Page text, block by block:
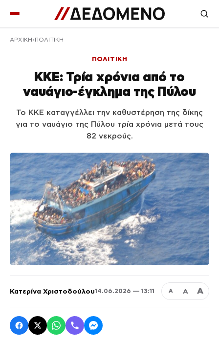
ΑΡΧΙΚΉ ΠΟΛΙΤΙΚΗ
ΠΟΛΙΤΙΚΗ
KKE: Τρία χρόνια από το
ναυάγιο-έγκλημα της Πύλου
Το ΚΚΕ καταγγέλλει την καθυστέρηση της δίκης
για το ναυάγιο της Πύλου τρία χρόνια μετά τους
82 νεκρούς.
Κατερίνα Χριστοδούλου14.06.2026 — 13:11 Α Α Α